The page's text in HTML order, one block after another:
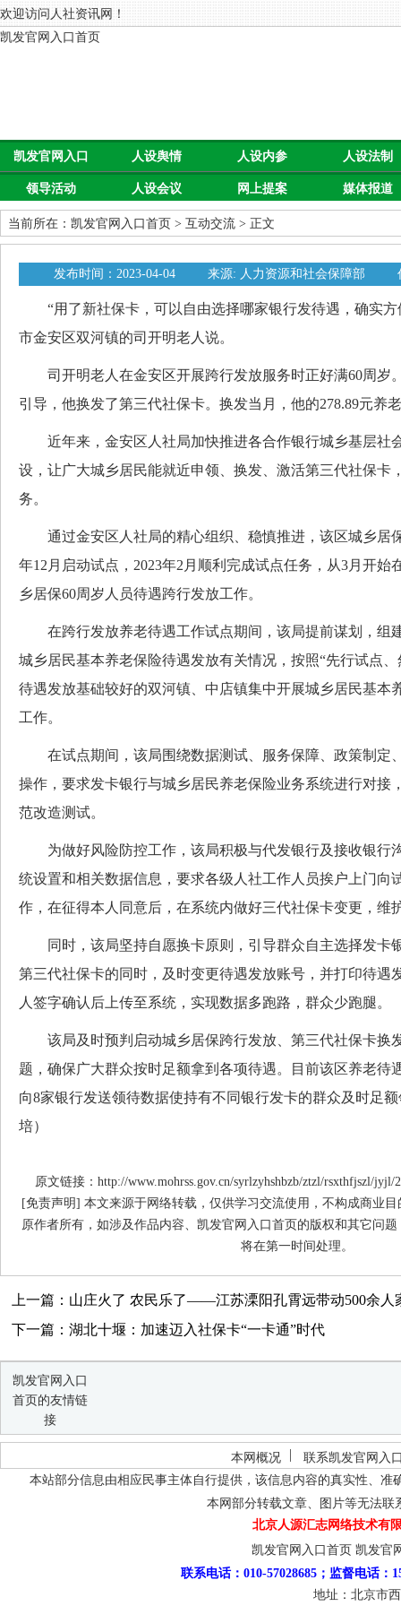
欢迎访问人社资讯网！
凯发官网入口首页
凯发官网入口
首页
人设舆情 人设内参 人设法制
领导活动 人设会议 网上提案 媒体报道
当前所在： 凯发官网入口首页 > 互动交流 > 正文
发布时间：2023-04-04 来源: 人力资源和社会保障部
“用了新社保卡，可以自由选择哪家银行发待遇，确实方
市金安区双河镇的司开明老人说。
司开明老人在金安区开展跨行发放服务时正好满60周岁
引导，他换发了第三代社保卡。换发当月，他的278.89元养
近年来，金安区人社局加快推进各合作银行城乡基层社
设，让广大城乡居民能就近申领、换发、激活第三代社保卡
务。
通过金安区人社局的精心组织、稳慎推进，该区城乡居
年12月启动试点，2023年2月顺利完成试点任务，从3月开始
乡居保60周岁人员待遇跨行发放工作。
在跨行发放养老待遇工作试点期间，该局提前谋划，组
城乡居民基本养老保险待遇发放有关情况，按照“先行试点
待遇发放基础较好的双河镇、中店镇集中开展城乡居民基本
工作。
在试点期间，该局围绕数据测试、服务保障、政策制定
操作，要求发卡银行与城乡居民养老保险业务系统进行对接
范改造测试。
为做好风险防控工作，该局积极与代发银行及接收银行
统设置和相关数据信息，要求各级人社工作人员挨户上门向
作，在征得本人同意后，在系统内做好三代社保卡变更，维
同时，该局坚持自愿换卡原则，引导群众自主选择发卡
第三代社保卡的同时，及时变更待遇发放账号，并打印待遇
人签字确认后上传至系统，实现数据多跑路，群众少跑腿。
该局及时预判启动城乡居保跨行发放、第三代社保卡换
题，确保广大群众按时足额拿到各项待遇。目前该区养老待
向8家银行发送领待数据使持有不同银行发卡的群众及时足
培）
原文链接：http://www.mohrss.gov.cn/syrlzyhshbzb/ztzl/rsxthfjszl/jyjl/
[免责声明] 本文来源于网络转载，仅供学习交流使用，不构成商业
原作者所有，如涉及作品内容、凯发官网入口首页的版权和其它问
将在第一时间处理。
上一篇：山庄火了 农民乐了——江苏溧阳孔霄远带动500余人
下一篇：湖北十堰：加速迈入社保卡“一卡通”时代
凯发官网入口
首页的友情链
接
本网概况
联系凯发官网入
本站部分信息由相应民事主体自行提供，该信息内容的真实性、准
本网部分转载文章、图片等无法
北京人源汇志网络技术有
凯发官网入口首页 凯发官
联系电话：010-57028685；监督电话：
地址：北京市